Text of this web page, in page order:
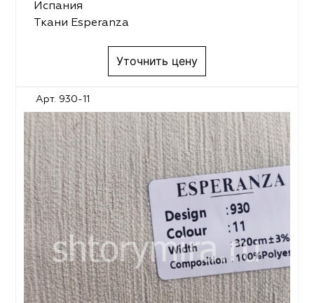
Испания
Ткани Esperanza
Уточнить цену
Арт. 930-11